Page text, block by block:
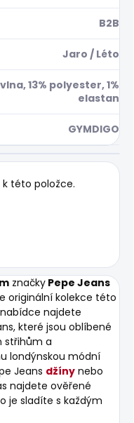
B2B
Jaro / Léto
13% polyester, 1%
elastan
GYMDIGO
této položce.
značky Pepe Jeans
originální kolekce této
najdete
které jsou oblíbené
střihům a
londýnskou módní
Jeans džíny nebo
najdete ověřené
je sladíte s každým